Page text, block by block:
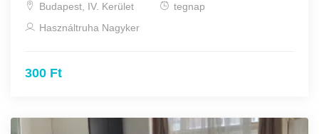
Budapest, IV. Kerület
tegnap
Használtruha Nagyker
300 Ft